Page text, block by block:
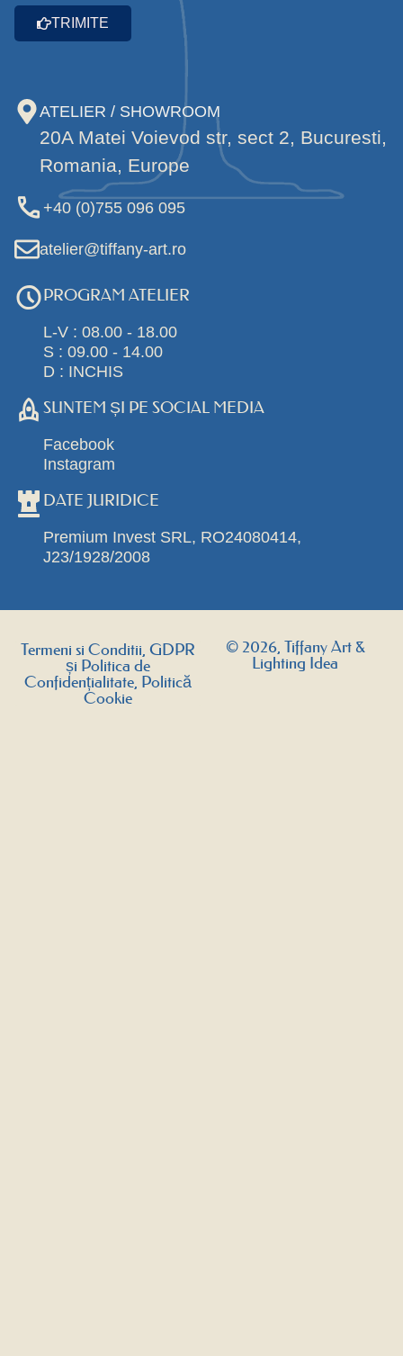
TRIMITE
ATELIER / SHOWROOM
20A Matei Voievod str, sect 2, Bucuresti,
Romania, Europe
+40 (0)755 096 095
atelier@tiffany-art.ro
PROGRAM ATELIER
L-V : 08.00 - 18.00
S : 09.00 - 14.00
D : INCHIS
SUNTEM ȘI PE SOCIAL MEDIA
Facebook
Instagram
DATE JURIDICE
Premium Invest SRL, RO24080414,
J23/1928/2008
Termeni si Conditii, GDPR
și Politica de
Confidențialitate, Politică
Cookie
© 2026, Tiffany Art &
Lighting Idea